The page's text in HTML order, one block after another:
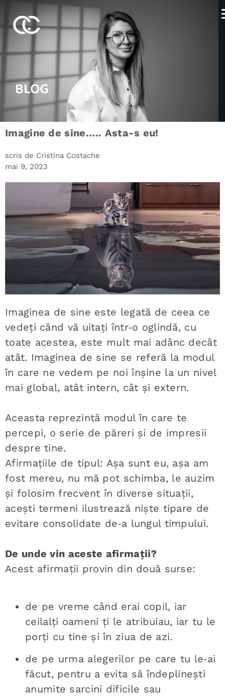
BLOG
Imagine de sine….. Asta-s eu!
scris de Cristina Costache
mai 9, 2023
Imaginea de sine este legată de ceea ce
vedeți când vă uitați într‑o oglindă, cu
toate acestea, este mult mai adânc decât
atât. Imaginea de sine se referă la modul
în care ne vedem pe noi înșine la un nivel
mai global, atât intern, cât și extern.
Aceasta reprezintă modul în care te
percepi, o serie de păreri și de impresii
despre tine.
Afirmațiile de tipul: Așa sunt eu, așa am
fost mereu, nu mă pot schimba, le auzim
și folosim frecvent în diverse situații,
acești termeni ilustrează niște tipare de
evitare consolidate de‑a lungul timpului.
De unde vin aceste afirmații?
Acest afirmații provin din două surse:
de pe vreme când erai copil, iar
ceilalți oameni ți le atribuiau, iar tu le
porți cu tine și în ziua de azi.
de pe urma alegerilor pe care tu le‑ai
făcut, pentru a evita să îndeplinești
anumite sarcini dificile sau
Acasă
Despre Mine
Servicii
Tarife
Blog